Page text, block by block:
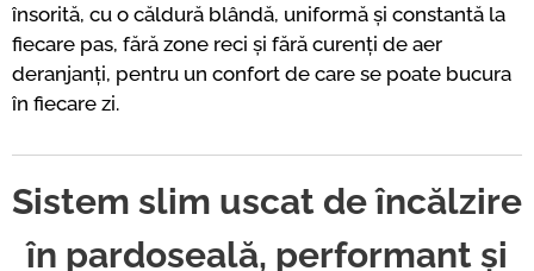
însorită, cu o căldură blândă, uniformă și constantă la
fiecare pas, fără zone reci și fără curenți de aer
deranjanți, pentru un confort de care se poate bucura
în fiecare zi.
Sistem slim uscat de încălzire
în pardoseală, performant și